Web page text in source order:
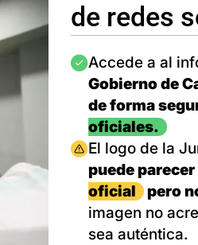
de redes
Imagen
Accede a al
Gobierno de
de forma
oficiales.
Imagen
El logo de la
puede parecer
oficial
pero
imagen no
sea auténtica.